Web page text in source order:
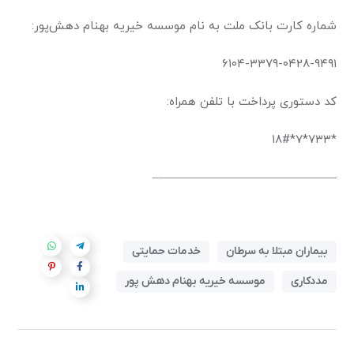
شماره کارت بانک ملت به نام موسسه خیریه بهنام دهش‌پور:
۶۱۰۴-۳۳۷۹-۰۴۲۸-۹۴۹۱
کد دستوری پرداخت با تلفن همراه:
*۷۳۳*۷*۱۸#
———————————————–
بیماران مبتلا به سرطان
خدمات حمایتی
مددکاری
موسسه خیریه بهنام دهش پور